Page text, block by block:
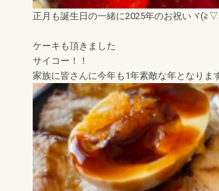
正月も誕生日の一緒に2025年のお祝いヾ
ケーキも頂きました
サイコー！！
家族に皆さんに今年も1年素敵な年となりま